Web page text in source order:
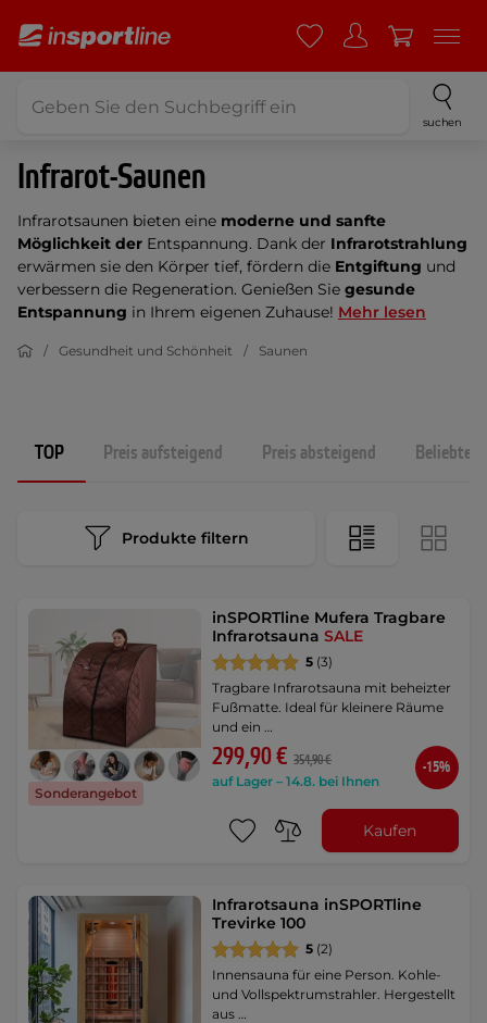
suchen
Infrarot-Saunen
Infrarotsaunen bieten eine moderne und sanfte
Möglichkeit der Entspannung. Dank der Infrarotstrahlung
erwärmen sie den Körper tief, fördern die Entgiftung und
verbessern die Regeneration. Genießen Sie gesunde
Entspannung in Ihrem eigenen Zuhause! Mehr lesen
Gesundheit und Schönheit Saunen
TOP Preis aufsteigend Preis absteigend
Produkte filtern
Sonderangebot
inSPORTline Mufera Tragbare
InfrarotsaunaSALE
5 (3)
Tragbare Infrarotsauna mit beheizter
Fußmatte. Ideal für kleinere Räume
und ein …
299,90 € 354,90 €
auf Lager – 14.8. bei Ihnen
-15%
Kaufen
Infrarotsauna inSPORTline
Trevirke 100
5 (2)
Innensauna für eine Person. Kohle-
und Vollspektrumstrahler. Hergestellt
aus …